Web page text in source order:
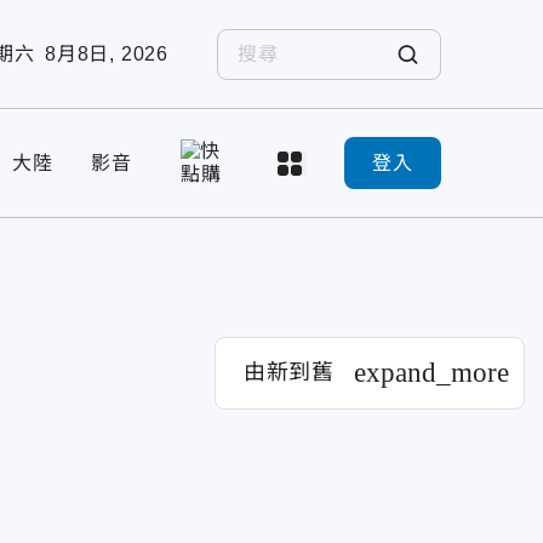
六 8月8日, 2026
大陸 影音 登入
由新到舊 expand_more